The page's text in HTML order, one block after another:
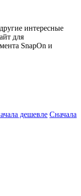
интересные
для
SnapOn и
дешевле Сначала